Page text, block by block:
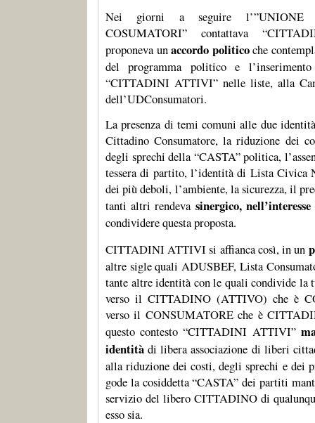
Nei giorni a seguire l’”UNIONE
COSUMATORI” contattava
proponeva unaccordo politicoche
del programma politico e
“CITTADINI ATTIVI” nelle liste, alla
dell’UDConsumatori.
La presenza di temi comuni alle due
Cittadino Consumatore, la riduzione dei
degli sprechi della “CASTA” politica,
tessera di partito, l’identità di Lista Civica
dei più deboli, l’ambiente, la sicurezza, il
tanti altri rendeva sinergico,
condividere questa proposta.
CITTADINI ATTIVI si affianca così, in un
altre sigle quali ADUSBEF, Lista
tante altre identità con le quali condivide la
verso il CITTADINO (ATTIVO) che è
verso il CONSUMATORE che è
questo contesto “CITTADINI ATTIVI”
identità di libera associazione di liberi
alla riduzione dei costi, degli sprechi e dei
gode la cosiddetta “CASTA” dei partiti
servizio del libero CITTADINO di
esso sia.